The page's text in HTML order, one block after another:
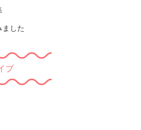
した
ブ